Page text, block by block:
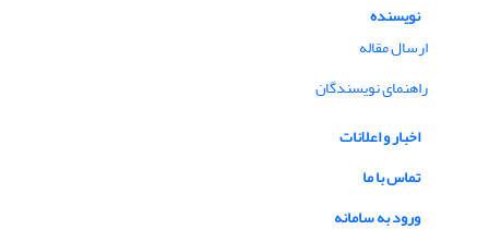
نویسنده
ارسال مقاله
راهنمای نویسندگان
اخبار و اعلانات
تماس با ما
ورود به سامانه